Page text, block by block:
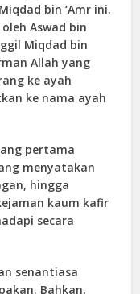
bin ‘Amr ini.
Aswad bin
Miqdad bin
Allah yang
ke ayah
ke nama ayah
pertama
menyatakan
hingga
kaum kafir
secara
senantiasa
Bahkan,